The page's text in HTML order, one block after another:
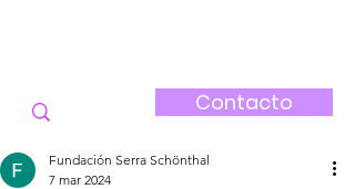
Contacto
Fundación Serra Schönthal
7 mar 2024